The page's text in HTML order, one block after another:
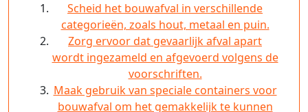
Scheid het bouwafval in verschillende
categorieën, zoals hout, metaal en puin.
Zorg ervoor dat gevaarlijk afval apart
wordt ingezameld en afgevoerd volgens de
voorschriften.
Maak gebruik van speciale containers voor
bouwafval om het gemakkelijk te kunnen